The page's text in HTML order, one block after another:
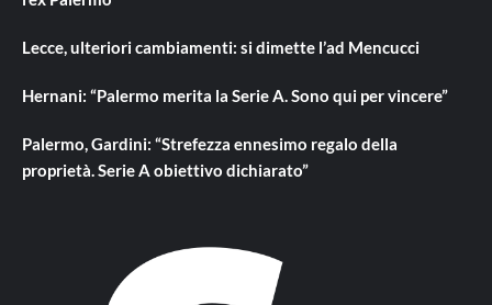
Lecce, ulteriori cambiamenti: si dimette l’ad Mencucci
Hernani: “Palermo merita la Serie A. Sono qui per vincere”
Palermo, Gardini: “Strefezza ennesimo regalo della
proprietà. Serie A obiettivo dichiarato”